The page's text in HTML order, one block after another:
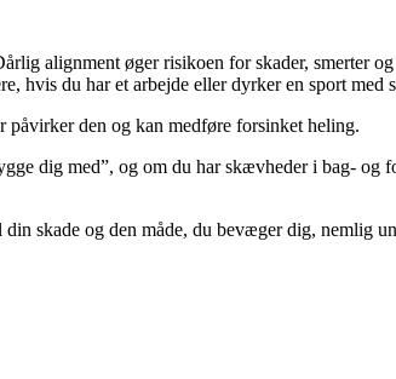
alignment øger risikoen for skader, smerter
hvis du har et arbejde eller dyrker en sport med
den og kan medføre forsinket heling.
dig med”, og om du har skævheder i bag-
skade og den måde, du bevæger dig, nemlig